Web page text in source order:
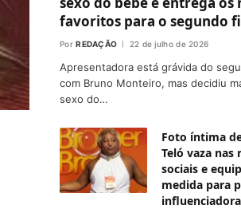
favoritos para o segundo
Por REDAÇÃO 22 de julho de 2026
Apresentadora está grávida do
com Bruno Monteiro, mas decidiu
sexo do…
Foto íntima
Teló vaza nas
sociais e
medida para
influenciadora